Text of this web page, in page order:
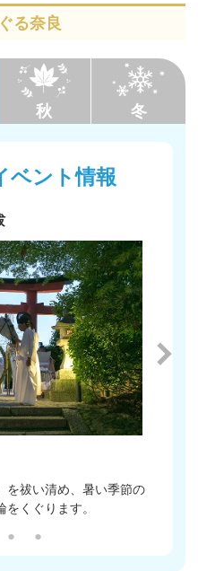
る奈良
秋 冬
ベント情報
を祓い清め、暑い季節の
くぐります。